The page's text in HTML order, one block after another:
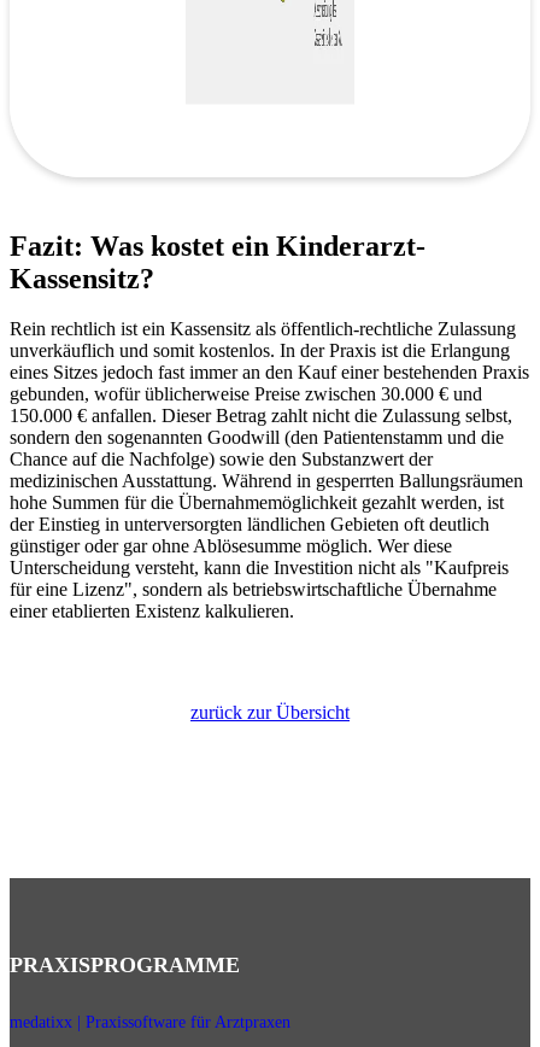
Fazit: Was kostet ein Kinderarzt-
Kassensitz?
Rein rechtlich ist ein Kassensitz als öffentlich-rechtliche Zulassung
unverkäuflich und somit kostenlos. In der Praxis ist die Erlangung
eines Sitzes jedoch fast immer an den Kauf einer bestehenden Praxis
gebunden, wofür üblicherweise Preise zwischen 30.000 € und
150.000 € anfallen. Dieser Betrag zahlt nicht die Zulassung selbst,
sondern den sogenannten Goodwill (den Patientenstamm und die
Chance auf die Nachfolge) sowie den Substanzwert der
medizinischen Ausstattung. Während in gesperrten Ballungsräumen
hohe Summen für die Übernahmemöglichkeit gezahlt werden, ist
der Einstieg in unterversorgten ländlichen Gebieten oft deutlich
günstiger oder gar ohne Ablösesumme möglich. Wer diese
Unterscheidung versteht, kann die Investition nicht als "Kaufpreis
für eine Lizenz", sondern als betriebswirtschaftliche Übernahme
einer etablierten Existenz kalkulieren.
zurück zur Übersicht
PRAXISPROGRAMME
medatixx | Praxissoftware für Arztpraxen